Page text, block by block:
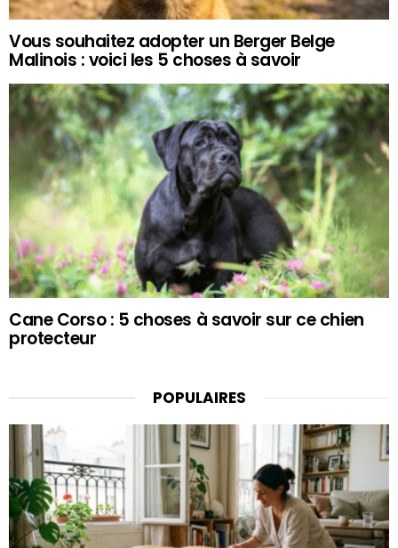
Vous souhaitez adopter un Berger Belge
Malinois : voici les 5 choses à savoir
Cane Corso : 5 choses à savoir sur ce chien
protecteur
POPULAIRES